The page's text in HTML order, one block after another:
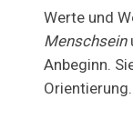
Werte und
Menschsein
Anbeginn.
Orientierung.